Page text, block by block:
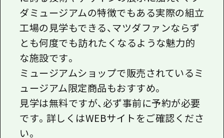
ダミュージアムの特徴でもある実際の組立
工場の見学もできる、マツダファンならず
とも何度でも訪れたくなるような魅力的
な施設です。
ミュージアムショップで販売されているミ
ュージアム限定商品もおすすめ。
見学は無料ですが、必ず事前に予約が必要
です。詳しくはWEBサイトをご確認くださ
い。